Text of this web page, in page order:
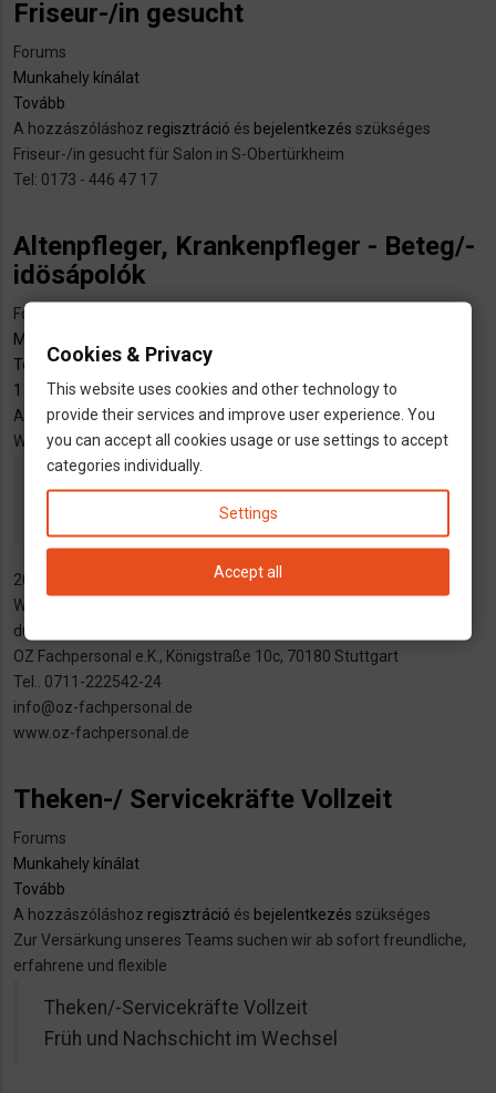
Friseur-/in gesucht
Forums
Munkahely kínálat
Tovább
gesucht)
A hozzászóláshoz regisztráció és bejelentkezés szükséges
Friseur-/in gesucht für Salon in S-Obertürkheim
Tel: 0173 - 446 47 17
Altenpfleger, Krankenpfleger - Beteg/-
idösápolók
Forums
Munkahely kínálat
Tovább(Altenpfleger,
Krankenpfleger
-
Beteg/-
idösápolók)
1 hozzászólás
A hozzászóláshozregisztrációésbejelentkezésszükséges
Wir suchen Dich
Gesundheits- und Krenkenpfleger-/in
2000 € Netto im Monat
Wir freuen uns auf deine Bewerbung, damit du das verdienst, was
du verdienst hast.
OZ Fachpersonal e.K., Königstraße 10c, 70180 Stuttgart
Tel.. 0711-222542-24
info@oz-fachpersonal.de
www.oz-fachpersonal.de
Theken-/ Servicekräfte Vollzeit
Forums
Munkahely kínálat
Tovább
Servicekräfte
Vollzeit)
A hozzászóláshoz regisztráció és bejelentkezés szükséges
Zur Versärkung unseres Teams suchen wir ab sofort freundliche,
erfahrene und flexible
Theken/-Servicekräfte Vollzeit
Früh und Nachschicht im Wechsel
Cookies & Privacy
This website uses cookies and other technology to
provide their services and improve user experience. You
you can accept all cookies usage or use settings to accept
categories individually.
Settings
Accept all